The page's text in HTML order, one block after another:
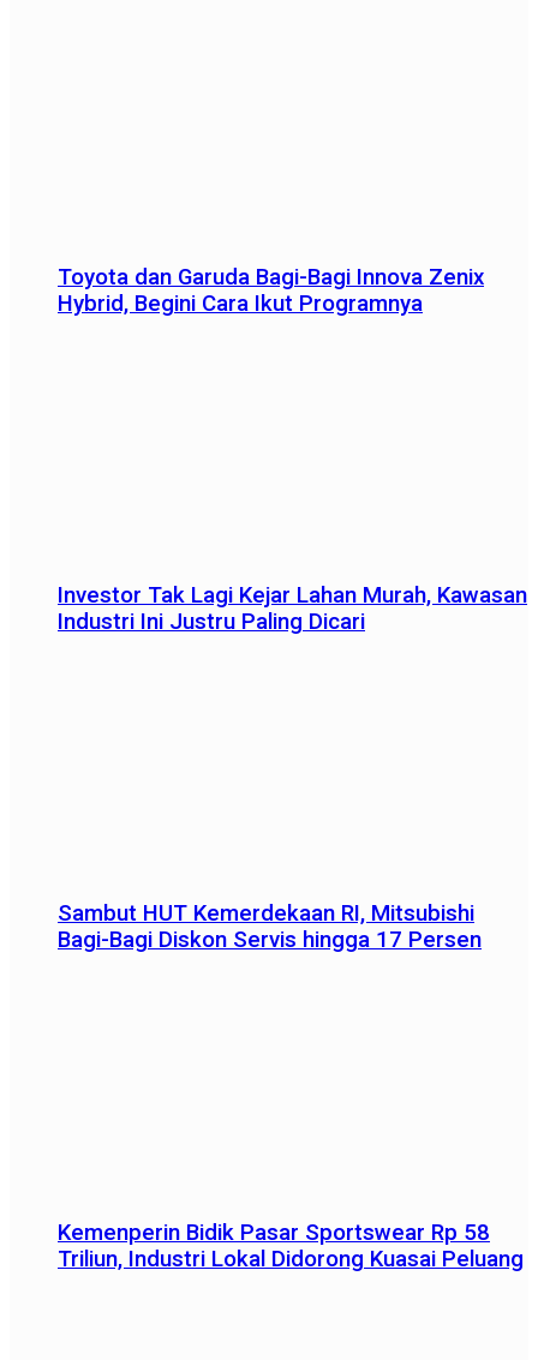
Toyota dan Garuda Bagi-Bagi Innova Zenix
Hybrid, Begini Cara Ikut Programnya
Investor Tak Lagi Kejar Lahan Murah, Kawasan
Industri Ini Justru Paling Dicari
Sambut HUT Kemerdekaan RI, Mitsubishi
Bagi-Bagi Diskon Servis hingga 17 Persen
Kemenperin Bidik Pasar Sportswear Rp 58
Triliun, Industri Lokal Didorong Kuasai Peluang